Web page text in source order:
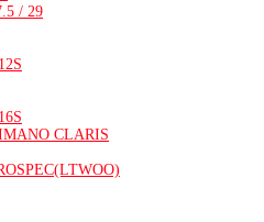
/ 29
CLARIS